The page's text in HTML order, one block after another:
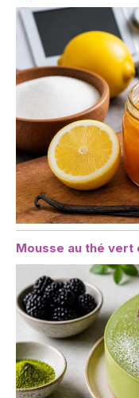
Mousse au thé